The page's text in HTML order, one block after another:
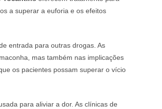
a superar a euforia e os efeitos
entrada para outras drogas. As
mas também nas implicações
os pacientes possam superar o vício
para aliviar a dor. As clínicas de